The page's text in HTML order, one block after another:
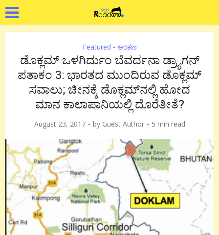
Featured • ಅಂಕಣ
ಡೊಕ್ಲಮ್ ಒಳಗಿರ್ದುಂ ಬೆವರ್ದನಾ ಡ್ರ್ಯಾಗನ್
ಪತಾಕಂ 3: ಭಾರತದ ಮುಂದಿರುವ ಡೊಕ್ಲಮ್
ಸವಾಲು; ಚೀನಕ್ಕೆ ಡೊಕ್ಲಮ್‍ನಲ್ಲಿ ಹೋದ
ಮಾನ ಕಾಲಾಪಾನಿಯಲ್ಲಿ ದೊರೆತೀತೆ?
August 23, 2017 by Guest Author 5 min read